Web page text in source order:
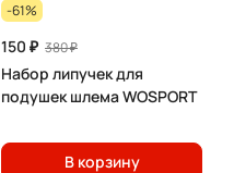
-61%
150 ₽ 380 ₽
Набор липучек для
подушек шлема WOSPORT
В корзину